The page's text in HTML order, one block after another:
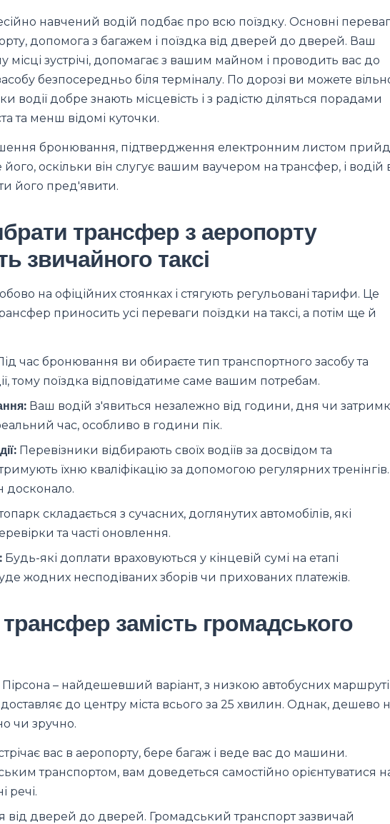
навчений водій подбає про всю поїздку. Основні
допомога з багажем і поїздка від дверей до дверей. Ваш
місці зустрічі, допомагає з вашим майном і проводить вас до
безпосередньо біля терміналу. По дорозі ви можете
водії добре знають місцевість і з радістю діляться порадами
та менш відомі куточки.
бронювання, підтвердження електронним листом
оскільки він слугує вашим ваучером на трансфер, і водій
його пред'явити.
трансфер з аеропорту
звичайного таксі
на офіційних стоянках і стягують регульовані тарифи. Це
приносить усі переваги поїздки на таксі, а потім ще й
час бронювання ви обираєте тип транспортного засобу та
тому поїздка відповідатиме саме вашим потребам.
Ваш водій з'явиться незалежно від години, дня чи
час, особливо в години пік.
Перевізники відбирають своїх водіїв за досвідом та
їхню кваліфікацію за допомогою регулярних тренінгів.
досконало.
складається з сучасних, доглянутих автомобілів, які
та часті оновлення.
Будь-які доплати враховуються у кінцевій сумі на етапі
жодних несподіваних зборів чи прихованих платежів.
замість громадського
– найдешевший варіант, з низкою автобусних
до центру міста всього за 25 хвилин. Однак, дешево
чи зручно.
вас в аеропорту, бере багаж і веде вас до машини.
транспортом, вам доведеться самостійно орієнтуватися
речі.
від дверей до дверей. Громадський транспорт зазвичай